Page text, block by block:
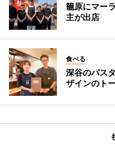
籠原にマー
主が出店
食べる
深谷のパス
ザインのト